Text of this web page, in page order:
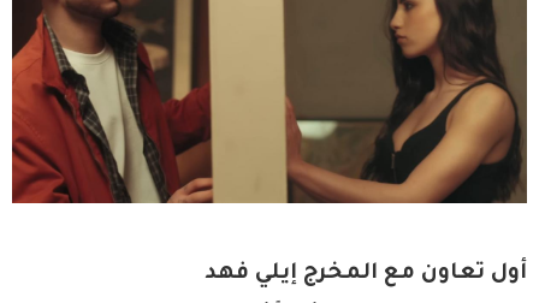
أول تعاون مع المخرج إيلي فهد